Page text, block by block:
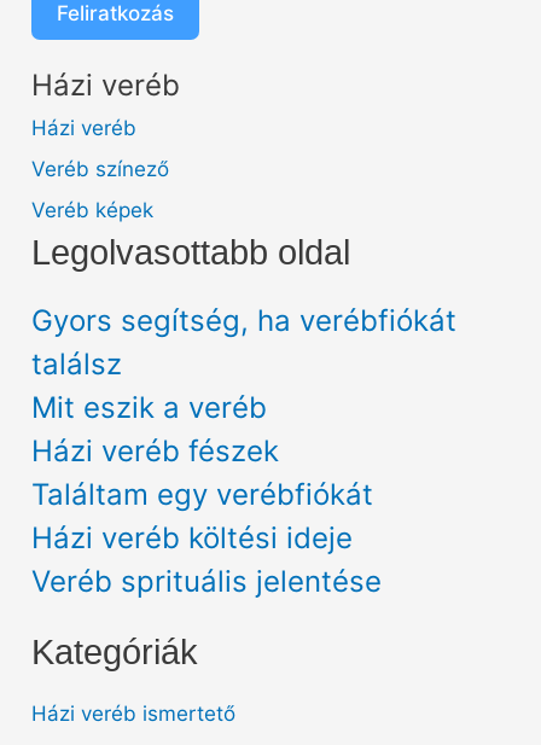
Feliratkozás
Házi veréb
Házi veréb
Veréb színező
Veréb képek
Legolvasottabb oldal
Gyors segítség, ha verébfiókát
találsz
Mit eszik a veréb
Házi veréb fészek
Találtam egy verébfiókát
Házi veréb költési ideje
Veréb sprituális jelentése
Kategóriák
Házi veréb ismertető